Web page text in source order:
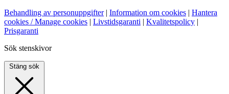
Behandling av personuppgifter | Information om cookies | Hantera
cookies / Manage cookies | Livstidsgaranti | Kvalitetspolicy |
Prisgaranti
Sök stenskivor
Stäng sök